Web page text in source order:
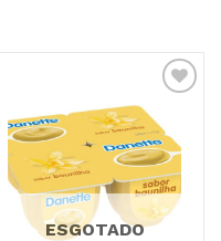
Adicionar
aos
Favoritos
ESGOTADO